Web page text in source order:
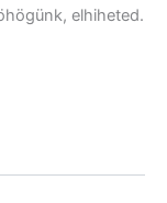
elhiheted.